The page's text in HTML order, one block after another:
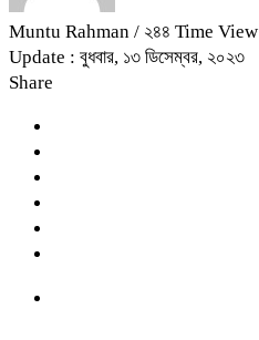
Muntu Rahman / ২৪৪ Time View
Update : বুধবার, ১৩ ডিসেম্বর, ২০২৩
Share